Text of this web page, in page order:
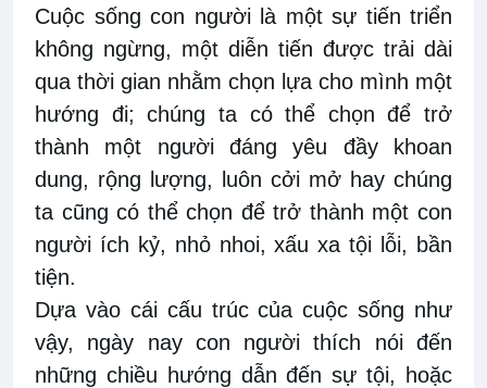
Cuộc sống con người là một sự tiến triển
không ngừng, một diễn tiến được trải dài
qua thời gian nhằm chọn lựa cho mình một
hướng đi; chúng ta có thể chọn để trở
thành một người đáng yêu đầy khoan
dung, rộng lượng, luôn cởi mở hay chúng
ta cũng có thể chọn để trở thành một con
người ích kỷ, nhỏ nhoi, xấu xa tội lỗi, bần
tiện.
Dựa vào cái cấu trúc của cuộc sống như
vậy, ngày nay con người thích nói đến
những chiều hướng dẫn đến sự tội, hoặc